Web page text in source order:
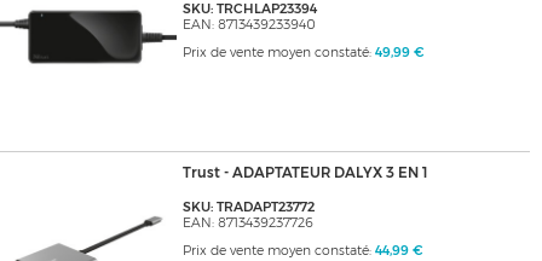
SKU: TRCHLAP23394
EAN: 8713439233940
Prix de vente moyen constaté: 49,99 €
Trust - ADAPTATEUR DALYX 3 EN 1
SKU: TRADAPT23772
EAN: 8713439237726
Prix de vente moyen constaté: 44,99 €